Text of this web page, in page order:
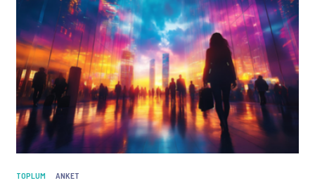
TOPLUM ANKET